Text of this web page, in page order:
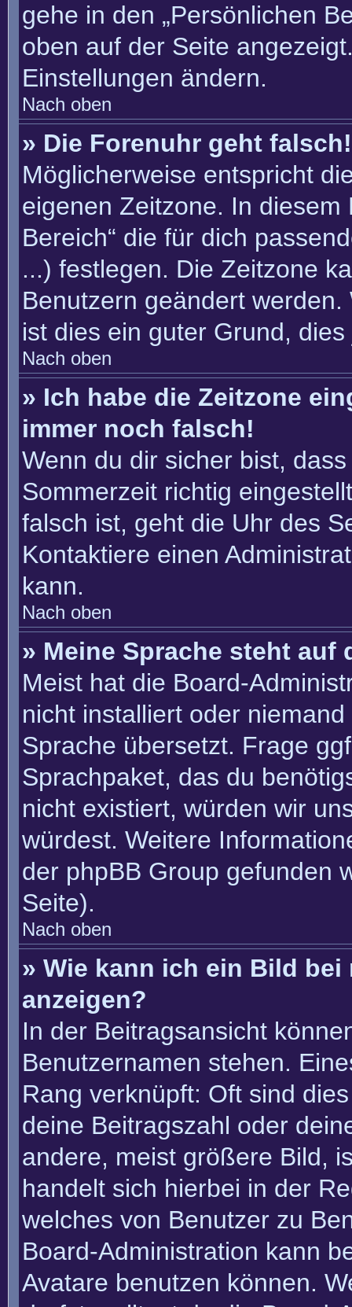
gehe in den „Persönlichen
oben auf der Seite
Einstellungen ändern.
Nach oben
» Die Forenuhr geht falsch!
Möglicherweise entspricht
eigenen Zeitzone. In diesem
Bereich“ die für dich
...) festlegen. Die Zeitzone
Benutzern geändert
ist dies ein guter Grund,
Nach oben
» Ich habe die Zeitzone
immer noch falsch!
Wenn du dir sicher bist,
Sommerzeit richtig
falsch ist, geht die Uhr des
Kontaktiere einen
kann.
Nach oben
» Meine Sprache steht
Meist hat die Board-
nicht installiert oder
Sprache übersetzt. Frage
Sprachpaket, das du
nicht existiert, würden wir
würdest. Weitere
der phpBB Group gefunden
Seite).
Nach oben
» Wie kann ich ein Bild bei
anzeigen?
In der Beitragsansicht
Benutzernamen stehen.
Rang verknüpft: Oft sind
deine Beitragszahl oder
andere, meist größere Bild,
handelt sich hierbei in der
welches von Benutzer zu
Board-Administration kann
Avatare benutzen können.